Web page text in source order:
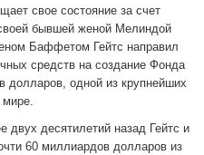
свое состояние за счет
бывшей женой Мелиндой
Баффетом Гейтс направил
средств на создание Фонда
долларов, одной из крупнейших
мире.
десятилетий назад Гейтс и
60 миллиардов долларов из